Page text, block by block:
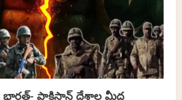
భారత్‌- పాకిస్తాన్‌ దేశాల మీద